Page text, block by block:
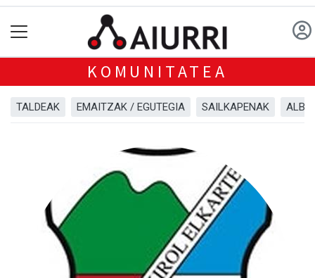
KOMUNITATEA
TALDEAK EMAITZAK / EGUTEGIA SAILKAPENAK